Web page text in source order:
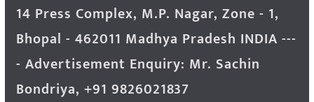
14 Press Complex, M.P. Nagar, Zone - 1,
Bhopal - 462011 Madhya Pradesh INDIA ---
- Advertisement Enquiry: Mr. Sachin
Bondriya, +91 9826021837